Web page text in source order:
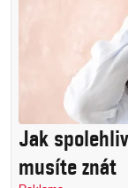
Jak
musíte znát